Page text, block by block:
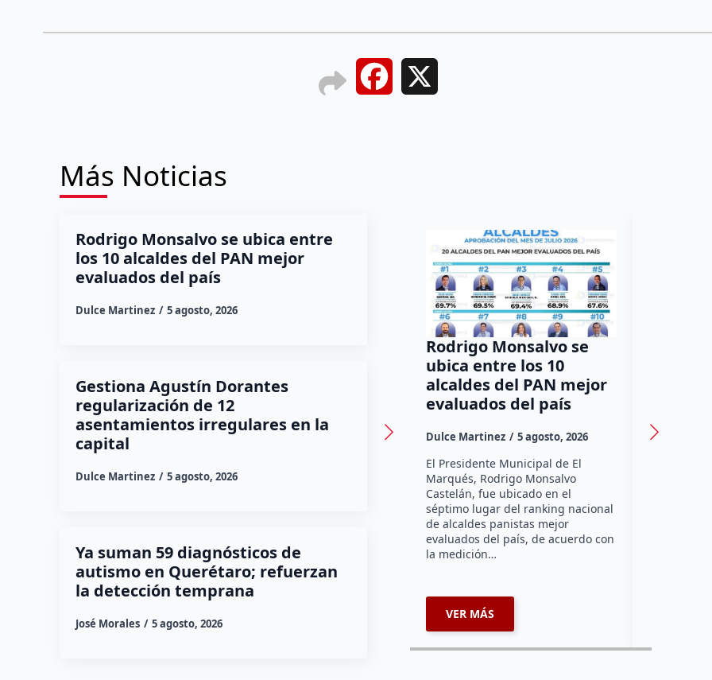
Facebook
Más Noticias
Rodrigo Monsalvo se ubica entre
los 10 alcaldes del PAN mejor
evaluados del país
Dulce Martinez 5 agosto, 2026
Gestiona Agustín Dorantes
regularización de 12
asentamientos irregulares en la
capital
Dulce Martinez 5 agosto, 2026
Ya suman 59 diagnósticos de
autismo en Querétaro; refuerzan
la detección temprana
José Morales 5 agosto, 2026
Rodrigo Monsalvo se
ubica entre los 10
alcaldes del PAN mejor
evaluados del país
Dulce Martinez 5 agosto, 2026
El Presidente Municipal de El
Marqués, Rodrigo Monsalvo
Castelán, fue ubicado en el
séptimo lugar del ranking nacional
de alcaldes panistas mejor
evaluados del país, de acuerdo con
la medición…
VER MÁS
Dulce